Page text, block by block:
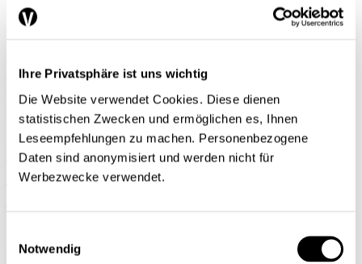
Ihre Privatsphäre ist uns wichtig
Die Website verwendet Cookies. Diese dienen
statistischen Zwecken und ermöglichen es, Ihnen
Leseempfehlungen zu machen. Personenbezogene
Daten sind anonymisiert und werden nicht für
Werbezwecke verwendet.
Notwendig
et collaborateurs sur le départ de rejoindre immédiatement un
secrets commerciaux ou des relations étroites avec la clientèle. En
vertu du Code suisse des […]
Mobilité sociale: le recours à l’aide
sociale dans le cadre familial n’est pas
Principe fondamental de notre société, la promesse de l’égalité des